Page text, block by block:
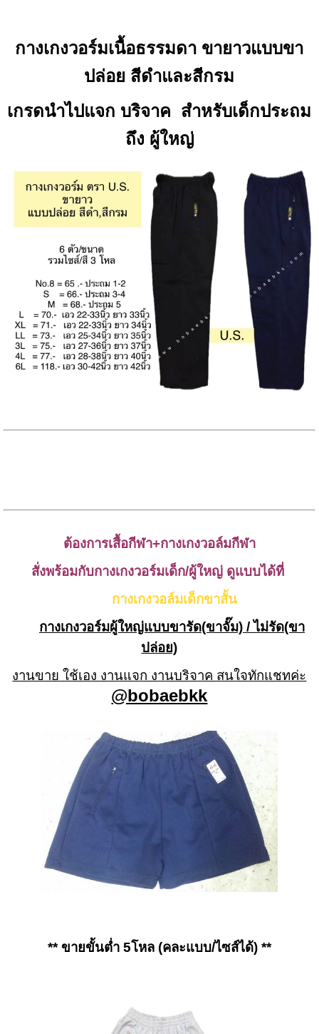
กางเกงวอร์มเนื้อธรรมดา ขายาวแบบขา
ปล่อย สีดำและสีกรม
เกรดนำไปแจก บริจาค สำหรับเด็กประถม
ถึง ผู้ใหญ่
ต้องการเสื้อกีฬา+กางเกงวอล์มกีฬา
สั่งพร้อมกับกางเกงวอร์มเด็ก/ผู้ใหญ่ ดูแบบได้ที่
กางเกงวอล์มเด็กขาสั้น
กางเกงวอร์มผู้ใหญ่แบบขารัด(ขาจั๊ม) / ไม่รัด(ขา
ปล่อย)
งานขาย ใช้เอง งานแจก งานบริจาค สนใจทักแชทค่ะ
@bobaebkk
** ขายขั้นต่ำ 5โหล (คละแบบ/ไซส์ได้) **